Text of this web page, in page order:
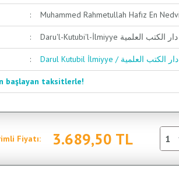
Daru'l-Kutubi'l-İlmiyye دار الكتب العلمية
Darul Kutubil İlmiyye / دار الكتب العلمية
başlayan taksitlerle!
Fiyatı: 3.689,50 TL